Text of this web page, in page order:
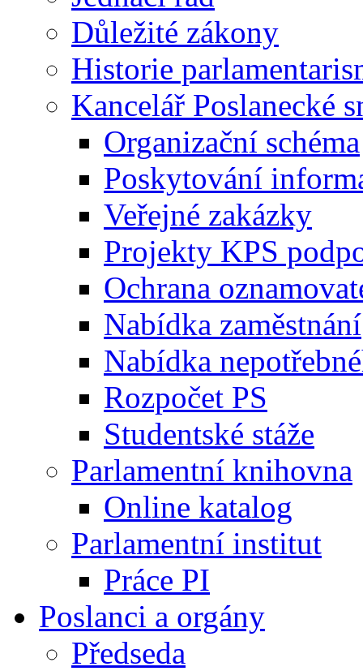
Důležité zákony
Historie
Kancelář Poslanecké
Organizační schéma
Poskytování
Veřejné zakázky
Projekty KPS
Ochrana
Nabídka zaměstnání
Nabídka
Rozpočet PS
Studentské stáže
Parlamentní knihovna
Online katalog
Parlamentní institut
Práce PI
Poslanci a orgány
Předseda